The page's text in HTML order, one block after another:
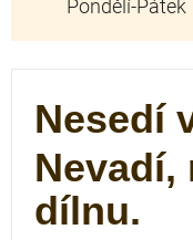
Nesedí
Nevadí,
dílnu.